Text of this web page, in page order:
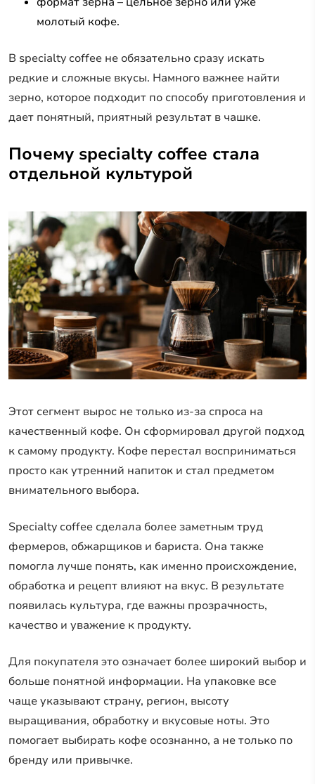
молотый кофе.
В specialty coffee не обязательно сразу искать
редкие и сложные вкусы. Намного важнее найти
зерно, которое подходит по способу приготовления и
дает понятный, приятный результат в чашке.
Почему specialty coffee стала
отдельной культурой
Этот сегмент вырос не только из-за спроса на
качественный кофе. Он сформировал другой подход
к самому продукту. Кофе перестал восприниматься
просто как утренний напиток и стал предметом
внимательного выбора.
Specialty coffee сделала более заметным труд
фермеров, обжарщиков и бариста. Она также
помогла лучше понять, как именно происхождение,
обработка и рецепт влияют на вкус. В результате
появилась культура, где важны прозрачность,
качество и уважение к продукту.
Для покупателя это означает более широкий выбор и
больше понятной информации. На упаковке все
чаще указывают страну, регион, высоту
выращивания, обработку и вкусовые ноты. Это
помогает выбирать кофе осознанно, а не только по
бренду или привычке.